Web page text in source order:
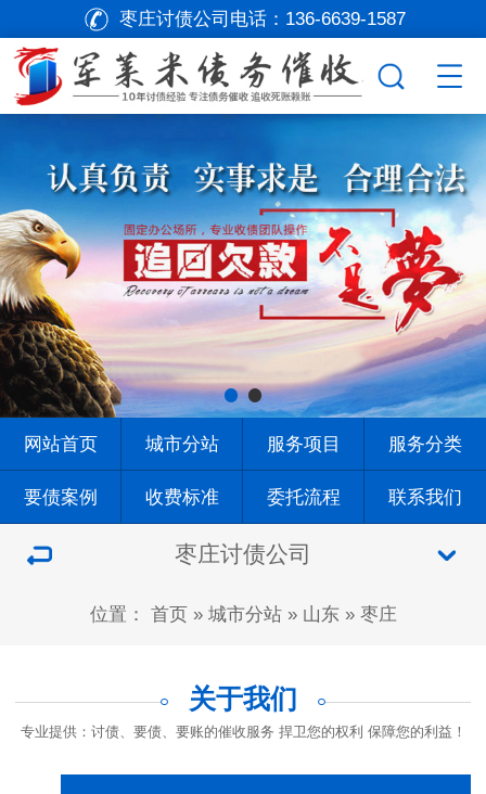
网站首页 城市分站 服务项目 服务分类
要债案例 收费标准 委托流程 联系我们
枣庄讨债公司电话： 136-6639-1587
枣庄讨债公司
位置： 首页» 城市分站» 山东» 枣庄
关于我们
专业提供：讨债、要债、要账的催收服务 捍卫您的权利 保障您的利益！